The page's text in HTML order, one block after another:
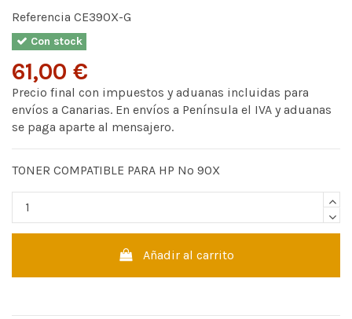
Referencia CE390X-G
Con stock
61,00 €
Precio final con impuestos y aduanas incluidas para
envíos a Canarias. En envíos a Península el IVA y aduanas
se paga aparte al mensajero.
TONER COMPATIBLE PARA HP Nº 90X
Añadir al carrito